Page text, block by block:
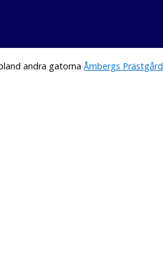
andra gatornaÅmbergs Prästgård